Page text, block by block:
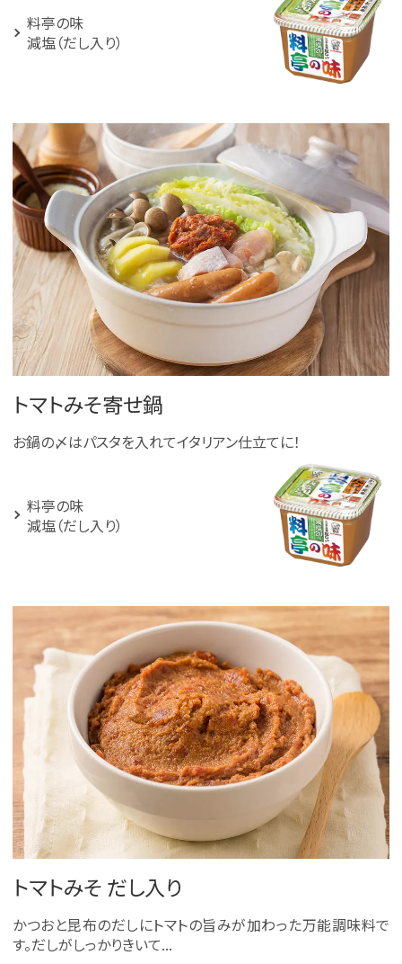
料亭の味
減塩（だし入り）
トマトみそ寄せ鍋
お鍋の〆はパスタを入れてイタリアン仕立てに！
料亭の味
減塩（だし入り）
トマトみそ だし入り
かつおと昆布のだしにトマトの旨みが加わった万能調味料で
す。だしがしっかりきいて...